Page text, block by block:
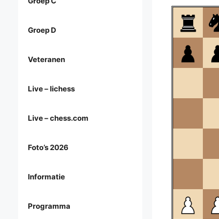
Groep D
Veteranen
Live – lichess
Live – chess.com
Foto’s 2026
Informatie
Programma